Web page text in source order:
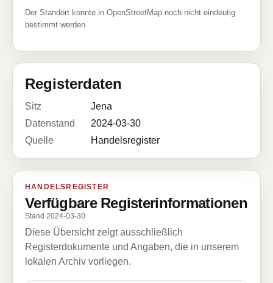
Der Standort konnte in OpenStreetMap noch nicht eindeutig
bestimmt werden.
Registerdaten
Sitz
Jena
Datenstand
2024-03-30
Quelle
Handelsregister
HANDELSREGISTER
Verfügbare Registerinformationen
Stand 2024-03-30
Diese Übersicht zeigt ausschließlich
Registerdokumente und Angaben, die in unserem
lokalen Archiv vorliegen.